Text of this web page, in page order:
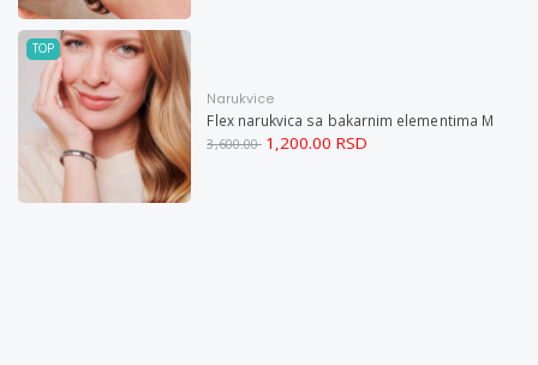
TOP
Narukvice
Flex narukvica sa bakarnim elementima M
3,600.00 1,200.00 RSD